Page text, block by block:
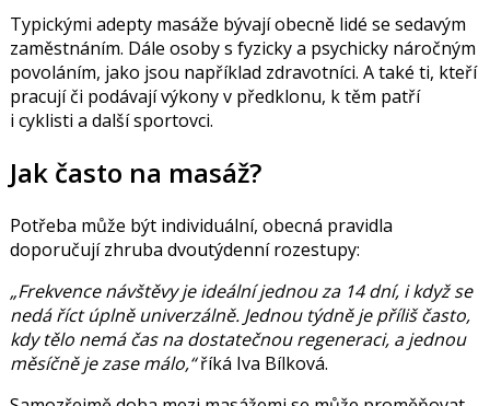
Typickými adepty masáže bývají obecně lidé se sedavým
zaměstnáním. Dále osoby s fyzicky a psychicky náročným
povoláním, jako jsou například zdravotníci. A také ti, kteří
pracují či podávají výkony v předklonu, k těm patří
i cyklisti a další sportovci.
Jak často na masáž?
Potřeba může být individuální, obecná pravidla
doporučují zhruba dvoutýdenní rozestupy:
„Frekvence návštěvy je ideální jednou za 14 dní, i když se
nedá říct úplně univerzálně. Jednou týdně je příliš často,
kdy tělo nemá čas na dostatečnou regeneraci, a jednou
měsíčně je zase málo,“říká Iva Bílková.